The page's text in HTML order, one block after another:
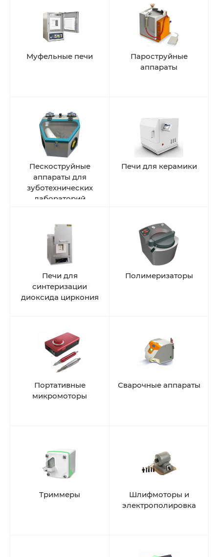
Муфельные печи
Пароструйные
аппараты
Пескоструйные
аппараты для
зуботехнических
лабораторий
Печи для керамики
Печи для
синтеризации
диоксида циркония
Полимеризаторы
Портативные
микромоторы
Сварочные аппараты
Триммеры
Шлифмоторы и
электрополировка